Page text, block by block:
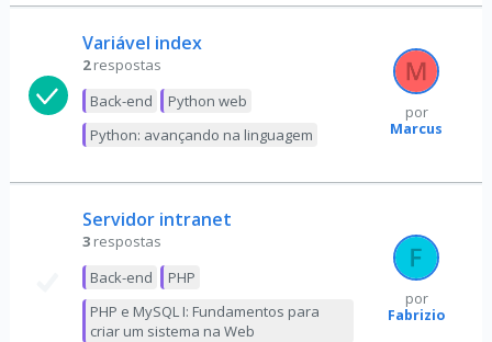
Variável index
2 respostas
Back-end
Python web
Python: avançando na linguagem
por
Marcus
Servidor intranet
3 respostas
Back-end
PHP
PHP e MySQL I: Fundamentos para
criar um sistema na Web
por
Fabrizio